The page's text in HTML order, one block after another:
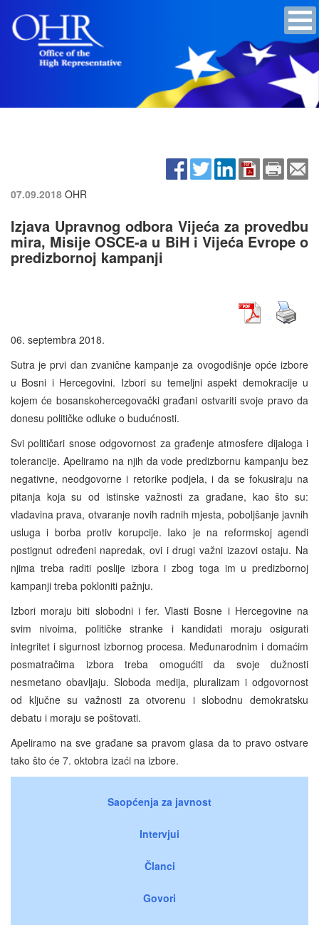
07.09.2018 OHR
Izjava Upravnog odbora Vijeća za provedbu
mira, Misije OSCE-a u BiH i Vijeća Evrope o
predizbornoj kampanji
06. septembra 2018.
Sutra je prvi dan zvanične kampanje za ovogodišnje opće izbore
u Bosni i Hercegovini. Izbori su temeljni aspekt demokracije u
kojem će bosanskohercegovački građani ostvariti svoje pravo da
donesu političke odluke o budućnosti.
Svi političari snose odgovornost za građenje atmosfere dijaloga i
tolerancije. Apeliramo na njih da vode predizbornu kampanju bez
negativne, neodgovorne i retorike podjela, i da se fokusiraju na
pitanja koja su od istinske važnosti za građane, kao što su:
vladavina prava, otvaranje novih radnih mjesta, poboljšanje javnih
usluga i borba protiv korupcije. Iako je na reformskoj agendi
postignut određeni napredak, ovi i drugi važni izazovi ostaju. Na
njima treba raditi poslije izbora i zbog toga im u predizbornoj
kampanji treba pokloniti pažnju.
Izbori moraju biti slobodni i fer. Vlasti Bosne i Hercegovine na
svim nivoima, političke stranke i kandidati moraju osigurati
integritet i sigurnost izbornog procesa. Međunarodnim i domaćim
posmatračima izbora treba omogućiti da svoje dužnosti
nesmetano obavljaju. Sloboda medija, pluralizam i odgovornost
od ključne su važnosti za otvorenu i slobodnu demokratsku
debatu i moraju se poštovati.
Apeliramo na sve građane sa pravom glasa da to pravo ostvare
tako što će 7. oktobra izaći na izbore.
Saopćenja za javnost
Intervjui
Članci
Govori